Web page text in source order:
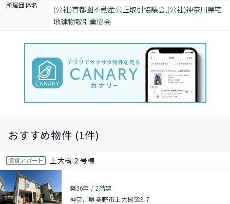
所属団体名
(公社)首都圏不動産公正取引協議会,(公社)神奈川県宅
地建物取引業協会
おすすめ物件 (1件)
賃貸アパート 上大槻２号棟
築36年 /2階建
神奈川県秦野市上大槻589-7